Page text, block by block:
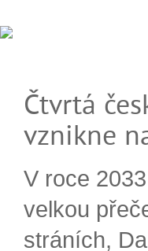
Čtvrtá
vznikne
V roce
velkou
stráních,